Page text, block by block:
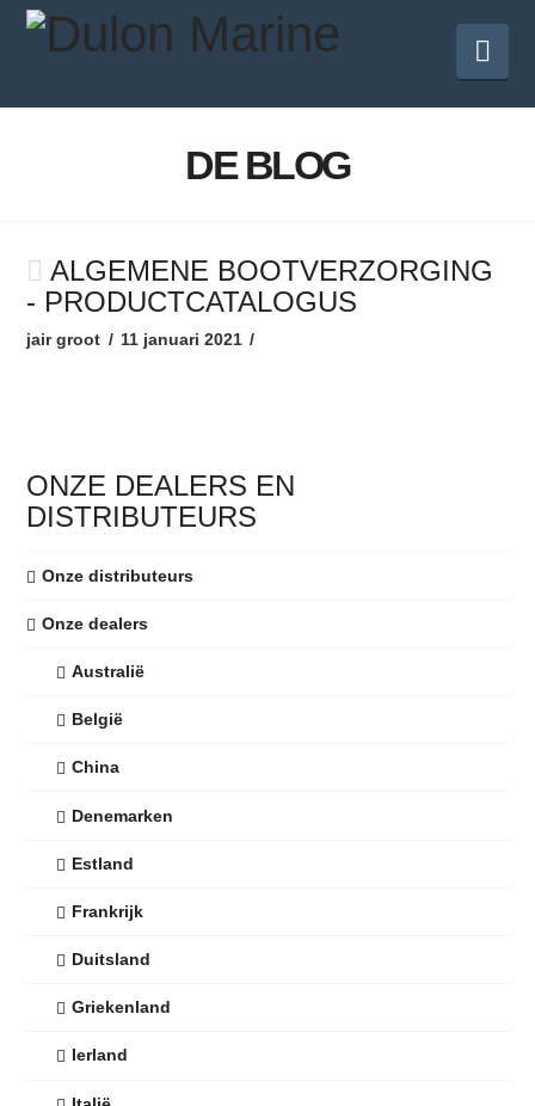
DE BLOG
ALGEMENE BOOTVERZORGING
- PRODUCTCATALOGUS
jair groot 11 januari 2021
ONZE DEALERS EN
DISTRIBUTEURS
Onze distributeurs
Onze dealers
Australië
België
China
Denemarken
Estland
Frankrijk
Duitsland
Griekenland
Ierland